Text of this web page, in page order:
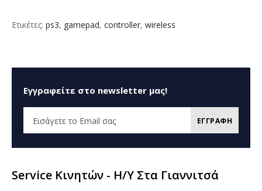
Ετικέτες: ps3, gamepad, controller, wireless
Εγγραφείτε στο newsletter μας!
ΕΓΓΡΑΦΗ
Service Κινητών - H/Y Στα Γιαννιτσά